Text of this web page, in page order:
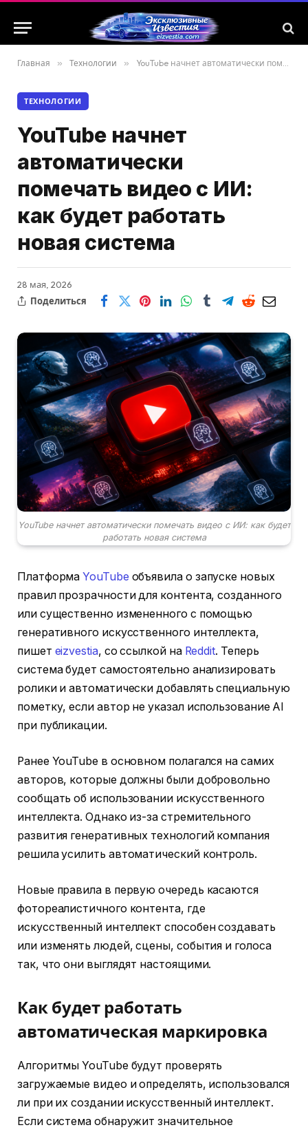
Главная » Технологии » YouTube начнет автоматически помечать видео с ИИ: как будет работать новая система
ТЕХНОЛОГИИ
YouTube начнет
автоматически
помечать видео с ИИ:
как будет работать
новая система
28 мая, 2026
Поделиться
YouTube начнет автоматически помечать видео с ИИ: как будет
работать новая система
ПлатформаYouTube объявила о запуске новых
правил прозрачности для контента, созданного
или существенно измененного с помощью
генеративного искусственного интеллекта,
пишет eizvestia, со ссылкой на Reddit. Теперь
система будет самостоятельно анализировать
ролики и автоматически добавлять специальную
пометку, если автор не указал использование AI
при публикации.
Ранее YouTube в основном полагался на самих
авторов, которые должны были добровольно
сообщать об использовании искусственного
интеллекта. Однако из-за стремительного
развития генеративных технологий компания
решила усилить автоматический контроль.
Новые правила в первую очередь касаются
фотореалистичного контента, где
искусственный интеллект способен создавать
или изменять людей, сцены, события и голоса
так, что они выглядят настоящими.
Как будет работать
автоматическая маркировка
Алгоритмы YouTube будут проверять
загружаемые видео и определять, использовался
ли при их создании искусственный интеллект.
Если система обнаружит значительное